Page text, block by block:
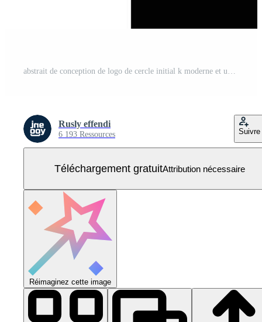
abstrait de conception de logo de cercle initial k moderne et unique Vecteur Gratuit
Rusly effendi
6 193 Ressources Suivre
Téléchargement gratuitAttribution nécessaire
Réimaginez cette image